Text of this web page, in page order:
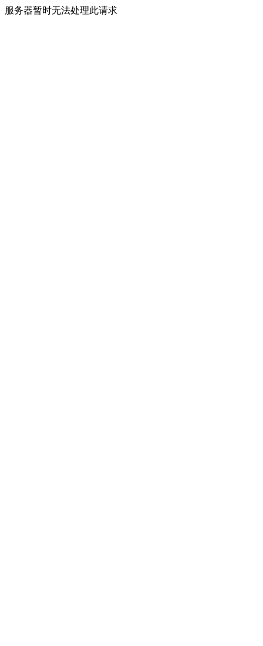
服务器暂时无法处理此请求